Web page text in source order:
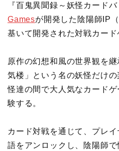
『百鬼異聞録～妖怪カードバ
Gamesが開発した陰陽師IP
基いて開発された対戦カード
原作の幻想和風の世界観を
気楼」という名の妖怪だけ
怪達の間で大人気なカード
験する。
カード対戦を通じて、プレ
語をアンロックし、陰陽師